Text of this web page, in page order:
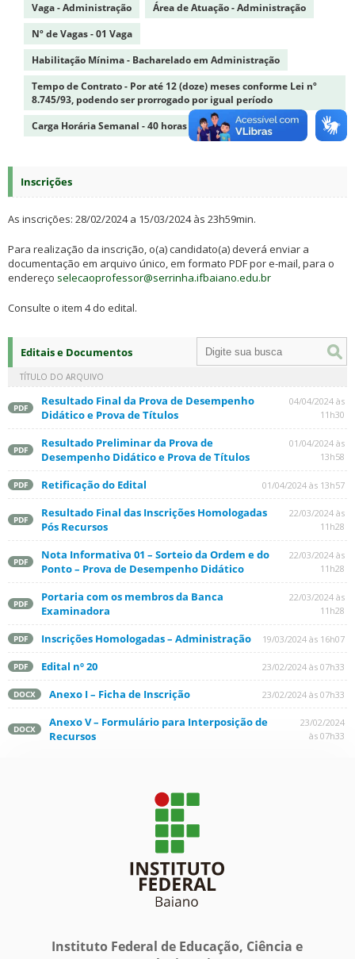
Vaga - Administração
Área de Atuação - Administração
Nº de Vagas - 01 Vaga
Habilitação Mínima - Bacharelado em Administração
Tempo de Contrato - Por até 12 (doze) meses conforme Lei nº
8.745/93, podendo ser prorrogado por igual período
Carga Horária Semanal - 40 horas
Inscrições
As inscrições: 28/02/2024 a 15/03/2024 às 23h59min.
Para realização da inscrição, o(a) candidato(a) deverá enviar a
documentação em arquivo único, em formato PDF por e-mail, para o
endereço selecaoprofessor@serrinha.ifbaiano.edu.br
Consulte o item 4 do edital.
Editais e Documentos
TÍTULO DO ARQUIVO
PDF
Resultado Final da Prova de Desempenho
Didático e Prova de Títulos
04/04/2024 às
11h30
PDF
Resultado Preliminar da Prova de
Desempenho Didático e Prova de Títulos
01/04/2024 às
13h58
PDF Retificação do Edital 01/04/2024 às 13h57
PDF
Resultado Final das Inscrições Homologadas
Pós Recursos
22/03/2024 às
11h28
PDF
Nota Informativa 01 – Sorteio da Ordem e do
Ponto – Prova de Desempenho Didático
22/03/2024 às
11h28
PDF
Portaria com os membros da Banca
Examinadora
22/03/2024 às
11h28
PDF Inscrições Homologadas – Administração 19/03/2024 às 16h07
PDF Edital nº 20 23/02/2024 às 07h33
DOCX Anexo I – Ficha de Inscrição 23/02/2024 às 07h33
DOCX
Anexo V – Formulário para Interposição de
Recursos
23/02/2024
às 07h33
Instituto Federal de Educação, Ciência e